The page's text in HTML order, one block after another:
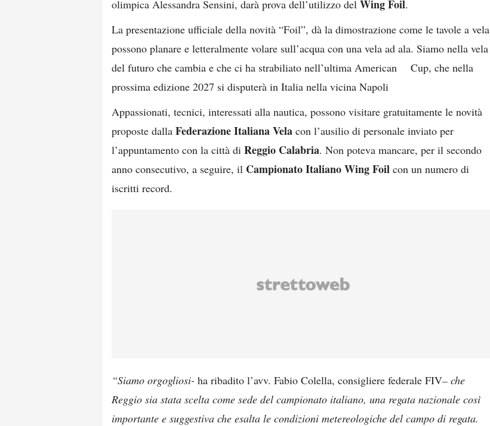
olimpica Alessandra Sensini, darà prova dell’utilizzo del Wing Foil.
La presentazione ufficiale della novità “Foil”, dà la dimostrazione come le tavole a vela
possono planare e letteralmente volare sull’acqua con una vela ad ala. Siamo nella vela
del futuro che cambia e che ci ha strabiliato nell’ultima American Cup, che nella
prossima edizione 2027 si disputerà in Italia nella vicina Napoli
Appassionati, tecnici, interessati alla nautica, possono visitare gratuitamente le novità
proposte dalla Federazione Italiana Vela con l’ausilio di personale inviato per
l’appuntamento con la città di Reggio Calabria. Non poteva mancare, per il secondo
anno consecutivo, a seguire, il Campionato Italiano Wing Foil con un numero di
iscritti record.
“Siamo orgogliosi- ha ribadito l’avv. Fabio Colella, consigliere federale FIV– che
Reggio sia stata scelta come sede del campionato italiano, una regata nazionale così
importante e suggestiva che esalta le condizioni metereologiche del campo di regata.